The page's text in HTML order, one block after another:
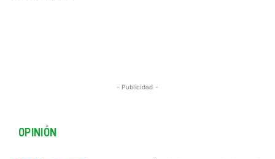
- Publicidad -
OPINIÓN